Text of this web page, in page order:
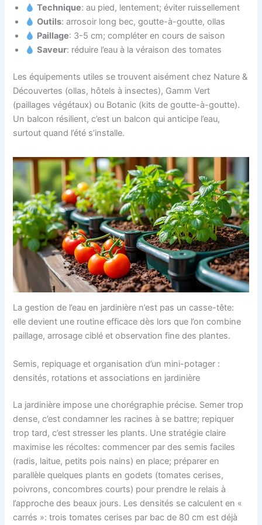
Technique: au pied, lentement; éviter ruissellement
Outils: arrosoir long bec, goutte-à-goutte, ollas
Paillage: 3-5 cm; compléter en cours de saison
Saveur: réduire l’eau à la véraison des tomates
Les équipements utiles se trouvent aisément chez Nature &
Découvertes (ollas, hôtels à insectes), Gamm Vert
(paillages végétaux) ou Botanic (kits de goutte-à-goutte).
Un balcon résilient, c’est un balcon qui anticipe l’eau,
surtout quand l’été s’installe.
La gestion de l’eau en jardinière n’est pas un casse-tête:
elle devient une routine efficace dès lors que l’on combine
paillage, arrosage ciblé et observation fine des plantes.
Semis, repiquage et organisation d’un mini-potager :
densités, rotations et associations en jardinière
La jardinière impose une chorégraphie précise. Semer trop
dense, c’est condamner les racines à se battre; repiquer
trop tard, c’est stresser les plants. Une stratégie claire
maximise les récoltes: commencer par des semis faciles
(radis, laitue, petits pois nains) en place; préparer en
parallèle quelques plants en godets (tomates cerises,
poivrons, concombres courts) pour prendre le relais à
l’approche des beaux jours. Les densités se calculent en «
carrés »: trois tomates cerises par bac de 80 cm est déjà